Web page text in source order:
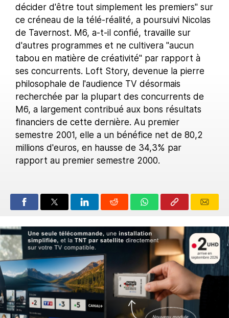
décider d'être tout simplement les premiers" sur
ce créneau de la télé-réalité, a poursuivi Nicolas
de Tavernost. M6, a-t-il confié, travaille sur
d'autres programmes et ne cultivera "aucun
tabou en matière de créativité" par rapport à
ses concurrents. Loft Story, devenue la pierre
philosophale de l'audience TV désormais
recherchée par la plupart des concurrents de
M6, a largement contribué aux bons résultats
financiers de cette dernière. Au premier
semestre 2001, elle a un bénéfice net de 80,2
millions d'euros, en hausse de 34,3% par
rapport au premier semestre 2000.